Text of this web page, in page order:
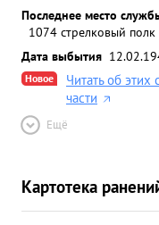
Последнее место
1074 стрелковый
Дата выбытия
Новое
Читать об
части
Ещё
Картотека